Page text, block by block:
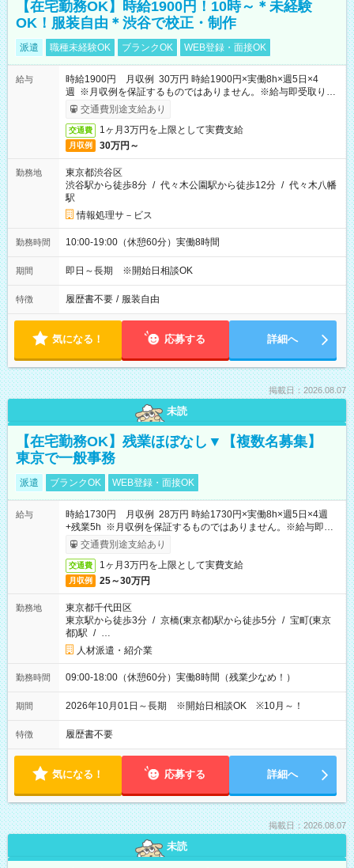
【在宅勤務OK】時給1900円！10時～＊未経験
OK！服装自由＊渋谷で校正・制作
派遣 職種未経験OK ブランクOK WEB登録・面接OK
給与
時給1900円 月収例 30万円 時給1900円×実働8h×週5日×4
週 ※月収例を保証するものではありません。※給与即受取りサ
ービス利用可（利用条件有）
交通費別途支給あり
交通費 1ヶ月3万円を上限として実費支給
月収例 30万円～
勤務地
東京都渋谷区
渋谷駅から徒歩8分 / 代々木公園駅から徒歩12分 / 代々木八幡
駅
情報処理サ－ビス
勤務時間 10:00-19:00（休憩60分）実働8時間
期間 即日～長期 ※開始日相談OK
特徴 履歴書不要 / 服装自由
気になる！ 応募する 詳細へ
掲載日：2026.08.07
未読
【在宅勤務OK】残業ほぼなし▼【複数名募集】
東京で一般事務
派遣 ブランクOK WEB登録・面接OK
給与
時給1730円 月収例 28万円 時給1730円×実働8h×週5日×4週
+残業5h ※月収例を保証するものではありません。※給与即受
取りサービス利用可（利用条件有）
交通費別途支給あり
交通費 1ヶ月3万円を上限として実費支給
月収例 25～30万円
勤務地
東京都千代田区
東京駅から徒歩3分 / 京橋(東京都)駅から徒歩5分 / 宝町(東京
都)駅 / …
人材派遣・紹介業
勤務時間 09:00-18:00（休憩60分）実働8時間（残業少なめ！）
期間 2026年10月01日～長期 ※開始日相談OK ※10月～！
特徴 履歴書不要
気になる！ 応募する 詳細へ
掲載日：2026.08.07
未読